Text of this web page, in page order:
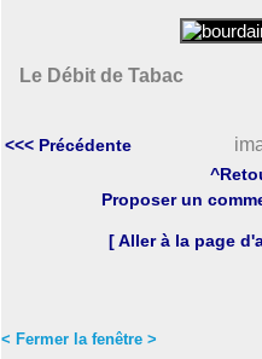
Le Débit de Tabac
<<< Précédente
Proposer un
[ Aller à la page
< Fermer la fenêtre >